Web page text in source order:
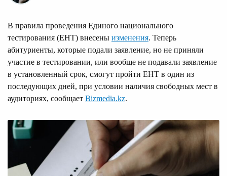
В правила проведения Единого национального
тестирования (ЕНТ) внесены изменения. Теперь
абитуриенты, которые подали заявление, но не приняли
участие в тестировании, или вообще не подавали заявление
в установленный срок, смогут пройти ЕНТ в один из
последующих дней, при условии наличия свободных мест в
аудиториях, сообщает Bizmedia.kz.